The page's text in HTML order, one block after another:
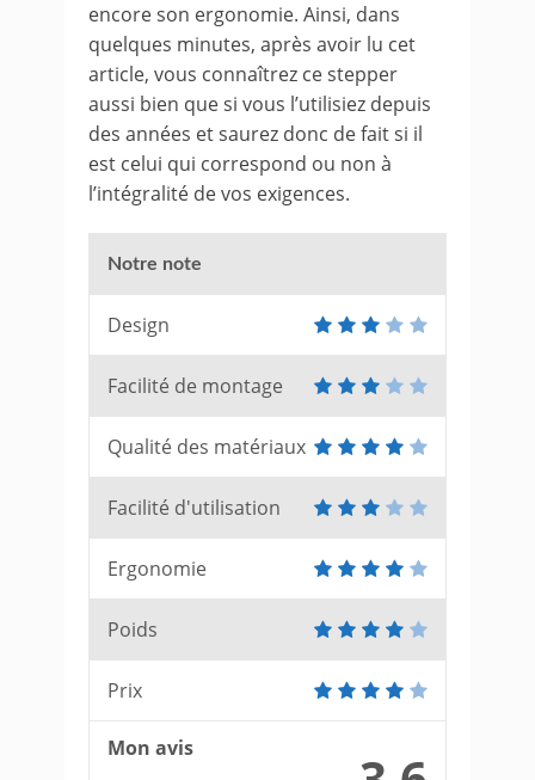
encore son ergonomie. Ainsi, dans
quelques minutes, après avoir lu cet
article, vous connaîtrez ce stepper
aussi bien que si vous l’utilisiez depuis
des années et saurez donc de fait si il
est celui qui correspond ou non à
l’intégralité de vos exigences.
Notre note
Design
Facilité de montage
Qualité des matériaux
Facilité d'utilisation
Ergonomie
Poids
Prix
Mon avis